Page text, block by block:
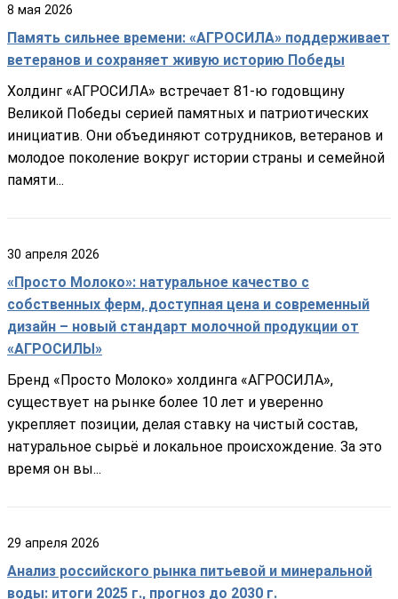
8 мая 2026
Память сильнее времени: «АГРОСИЛА» поддерживает
ветеранов и сохраняет живую историю Победы
Холдинг «АГРОСИЛА» встречает 81-ю годовщину
Великой Победы серией памятных и патриотических
инициатив. Они объединяют сотрудников, ветеранов и
молодое поколение вокруг истории страны и семейной
памяти...
30 апреля 2026
«Просто Молоко»: натуральное качество с
собственных ферм, доступная цена и современный
дизайн – новый стандарт молочной продукции от
«АГРОСИЛЫ»
Бренд «Просто Молоко» холдинга «АГРОСИЛА»,
существует на рынке более 10 лет и уверенно
укрепляет позиции, делая ставку на чистый состав,
натуральное сырьё и локальное происхождение. За это
время он вы...
29 апреля 2026
Анализ российского рынка питьевой и минеральной
воды: итоги 2025 г., прогноз до 2030 г.